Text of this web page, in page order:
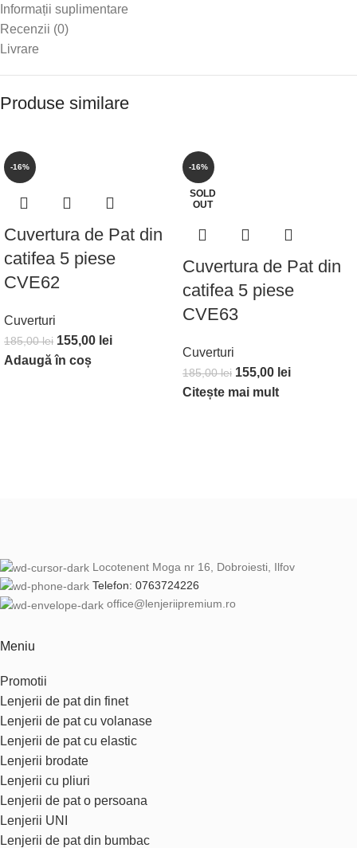
Informații suplimentare
Recenzii (0)
Livrare
Produse similare
-16%
Cuvertura de Pat din
catifea 5 piese
CVE62
Cuverturi
185,00lei 155,00 lei
Adaugă în coș
-16%
SOLD
OUT
Cuvertura de Pat din
catifea 5 piese
CVE63
Cuverturi
185,00lei 155,00 lei
Citește mai mult
Locotenent Moga nr 16, Dobroiesti, Ilfov
Telefon: 0763724226
office@lenjeriipremium.ro
Meniu
Promotii
Lenjerii de pat din finet
Lenjerii de pat cu volanase
Lenjerii de pat cu elastic
Lenjerii brodate
Lenjerii cu pliuri
Lenjerii de pat o persoana
Lenjerii UNI
Lenjerii de pat din bumbac